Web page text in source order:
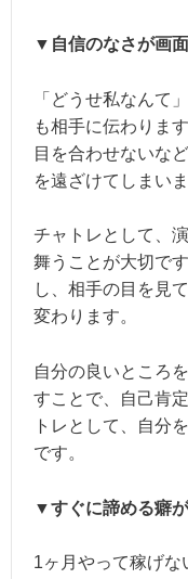
▼自信のなさが画
「どうせ私なんて
も相手に伝わりま
目を合わせないな
を遠ざけてしまいま
チャトレとして、
舞うことが大切で
し、相手の目を見
変わります。
自分の良いところ
すことで、自己肯
トレとして、自分
です。
▼すぐに諦める癖
1ヶ月やって稼げ